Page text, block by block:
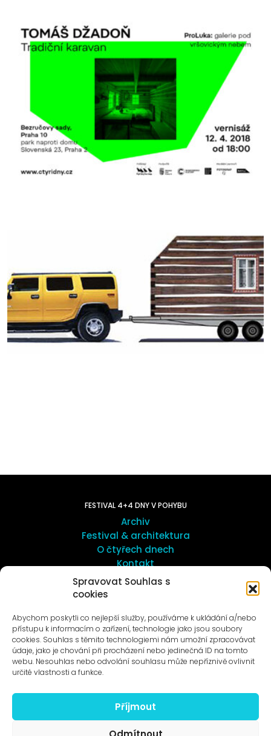
Spravovat Souhlas s
cookies
Abychom poskytli co nejlepší služby, používáme k ukládání a/nebo
přístupu k informacím o zařízení, technologie jako jsou soubory
cookies. Souhlas s těmito technologiemi nám umožní zpracovávat
údaje, jako je chování při procházení nebo jedinečná ID na tomto
webu. Nesouhlas nebo odvolání souhlasu může nepříznivě ovlivnit
určité vlastnosti a funkce.
Příjmout
FESTIVAL 4+4 DNY V POHYBU
Archiv
Festival & architektura
O čtyřech dnech
Kontakt
O umění v Motole
Novinky na e-mail